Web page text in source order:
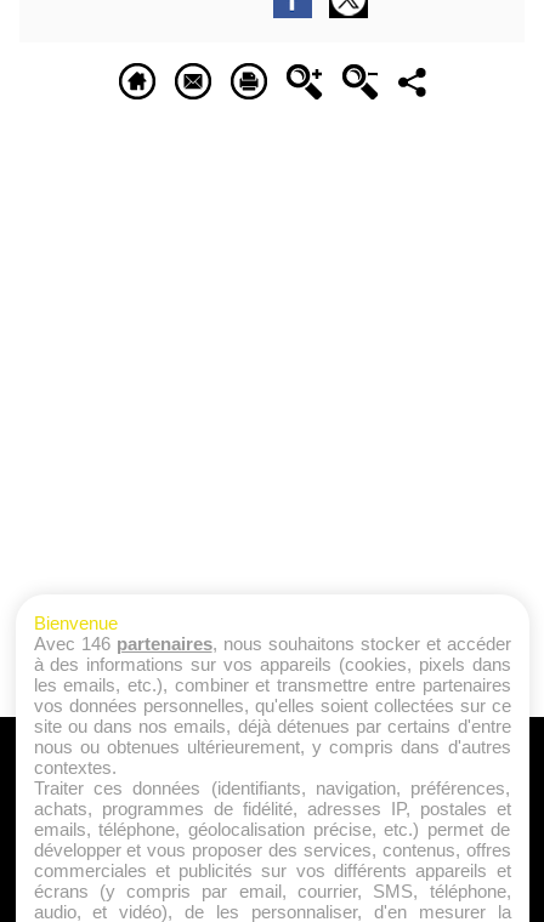
A PROPOS
Qui sommes nous ?
Mentions Légales
Publicité
Politique de Cookies
Bienvenue
Avec 146 partenaires, nous souhaitons stocker et accéder
à des informations sur vos appareils (cookies, pixels dans
les emails, etc.), combiner et transmettre entre partenaires
vos données personnelles, qu'elles soient collectées sur ce
site ou dans nos emails, déjà détenues par certains d'entre
nous ou obtenues ultérieurement, y compris dans d'autres
contextes.
Traiter ces données (identifiants, navigation, préférences,
achats, programmes de fidélité, adresses IP, postales et
emails, téléphone, géolocalisation précise, etc.) permet de
développer et vous proposer des services, contenus, offres
commerciales et publicités sur vos différents appareils et
écrans (y compris par email, courrier, SMS, téléphone,
audio, et vidéo), de les personnaliser, d'en mesurer la